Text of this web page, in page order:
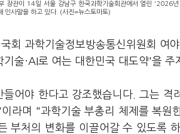
장관이 14일 서울 강남구 한국과학기술회관에서 열린 '2026년
인사말을 하고 있다. (사진=뉴스토마토)
회 과학기술정보방송통신위원회 여
술·AI로 여는 대한민국 대도약'을 주
어야 한다고 강조했습니다. 그는 격
라며 "과학기술 부총리 체제를 복원
부처의 변화를 이끌어갈 수 있도록